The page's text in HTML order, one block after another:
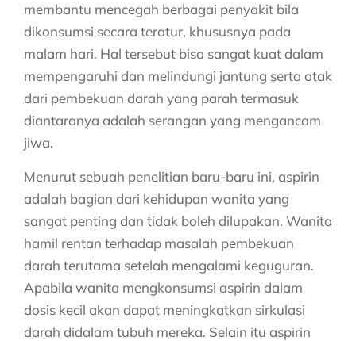
membantu mencegah berbagai penyakit bila
dikonsumsi secara teratur, khususnya pada
malam hari. Hal tersebut bisa sangat kuat dalam
mempengaruhi dan melindungi jantung serta otak
dari pembekuan darah yang parah termasuk
diantaranya adalah serangan yang mengancam
jiwa.
Menurut sebuah penelitian baru-baru ini, aspirin
adalah bagian dari kehidupan wanita yang
sangat penting dan tidak boleh dilupakan. Wanita
hamil rentan terhadap masalah pembekuan
darah terutama setelah mengalami keguguran.
Apabila wanita mengkonsumsi aspirin dalam
dosis kecil akan dapat meningkatkan sirkulasi
darah didalam tubuh mereka. Selain itu aspirin